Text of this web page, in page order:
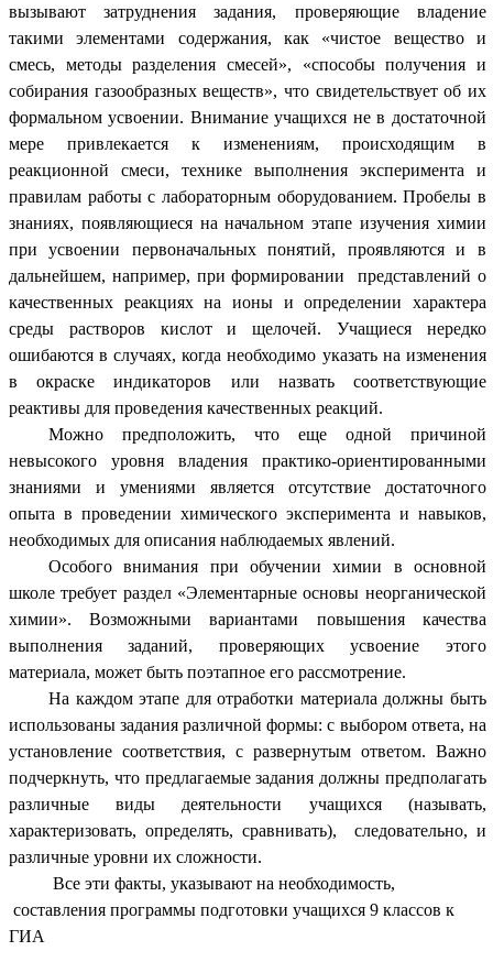
вызывают затруднения задания, проверяющие владение
такими элементами содержания, как «чистое вещество и
смесь, методы разделения смесей», «способы получения и
собирания газообразных веществ», что свидетельствует об их
формальном усвоении. Внимание учащихся не в достаточной
мере привлекается к изменениям, происходящим в
реакционной смеси, технике выполнения эксперимента и
правилам работы с лабораторным оборудованием. Пробелы в
знаниях, появляющиеся на начальном этапе изучения химии
при усвоении первоначальных понятий, проявляются и в
дальнейшем, например, при формировании представлений о
качественных реакциях на ионы и определении характера
среды растворов кислот и щелочей. Учащиеся нередко
ошибаются в случаях, когда необходимо указать на изменения
в окраске индикаторов или назвать соответствующие
реактивы для проведения качественных реакций.
Можно предположить, что еще одной причиной
невысокого уровня владения практико-ориентированными
знаниями и умениями является отсутствие достаточного
опыта в проведении химического эксперимента и навыков,
необходимых для описания наблюдаемых явлений.
Особого внимания при обучении химии в основной
школе требует раздел «Элементарные основы неорганической
химии». Возможными вариантами повышения качества
выполнения заданий, проверяющих усвоение этого
материала, может быть поэтапное его рассмотрение.
На каждом этапе для отработки материала должны быть
использованы задания различной формы: с выбором ответа, на
установление соответствия, с развернутым ответом. Важно
подчеркнуть, что предлагаемые задания должны предполагать
различные виды деятельности учащихся (называть,
характеризовать, определять, сравнивать), следовательно, и
различные уровни их сложности.
Все эти факты, указывают на необходимость,
составления программы подготовки учащихся 9 классов к
ГИА